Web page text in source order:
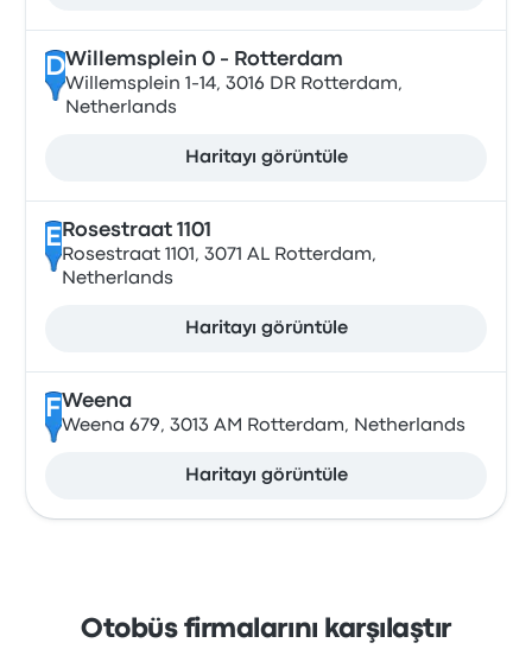
DWillemsplein 0 - Rotterdam
Willemsplein 1-14, 3016 DR Rotterdam,
Netherlands
Haritayı görüntüle
E Rosestraat 1101
Rosestraat 1101, 3071 AL Rotterdam,
Netherlands
Haritayı görüntüle
F Weena
Weena 679, 3013 AM Rotterdam, Netherlands
Haritayı görüntüle
Otobüs firmalarını karşılaştır